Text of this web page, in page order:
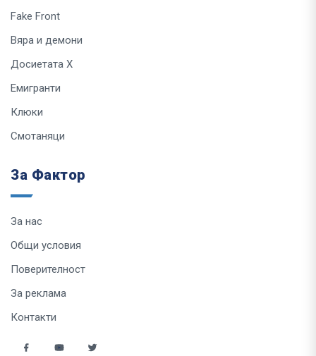
Fake Front
Вяра и демони
Досиетата Х
Емигранти
Клюки
Смотаняци
За Фактор
За нас
Общи условия
Поверителност
За реклама
Контакти